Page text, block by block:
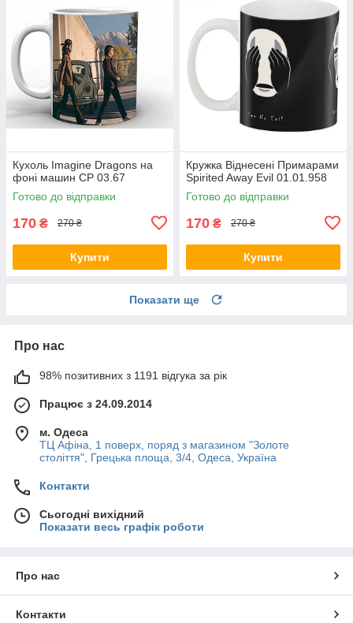
Кухоль Imagine Dragons на
фоні машин CP 03.67
Готово до відправки
170 ₴ 270 ₴
Купити
Кружка Віднесені Примарами
Spirited Away Evil 01.01.958
Готово до відправки
170 ₴ 270 ₴
Купити
Показати ще
Про нас
98% позитивних з 1191 відгука за рік
Працює з 24.09.2014
м. Одеса
ТЦ Афіна, 1 поверх, поряд з магазином "Золоте
століття", Грецька площа, 3/4, Одеса, Україна
Контакти
Сьогодні вихідний
Показати весь графік роботи
Про нас
Контакти